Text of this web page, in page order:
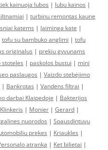
kainuoja lubos | lubu kainos |
| turbinu remontas kaune
katems | laiminga kate |
tofu su bambuko anglimi | tofu
originalus | prekiu gyvunams
| paskolos bustui | mini
paslaugos | Vaizdo stebėjimo
| Bankrotas | Vandens filtrai |
darbai Klaipedoje | Bakterijos
Klinkeris | Monier | Gerard |
nuorodos | Spausdintuvu
prekes | Kriaukles |
atranka | Ket bilietai |